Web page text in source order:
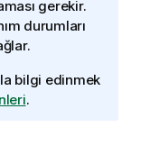
gerekir.
durumları
bilgi edinmek
.